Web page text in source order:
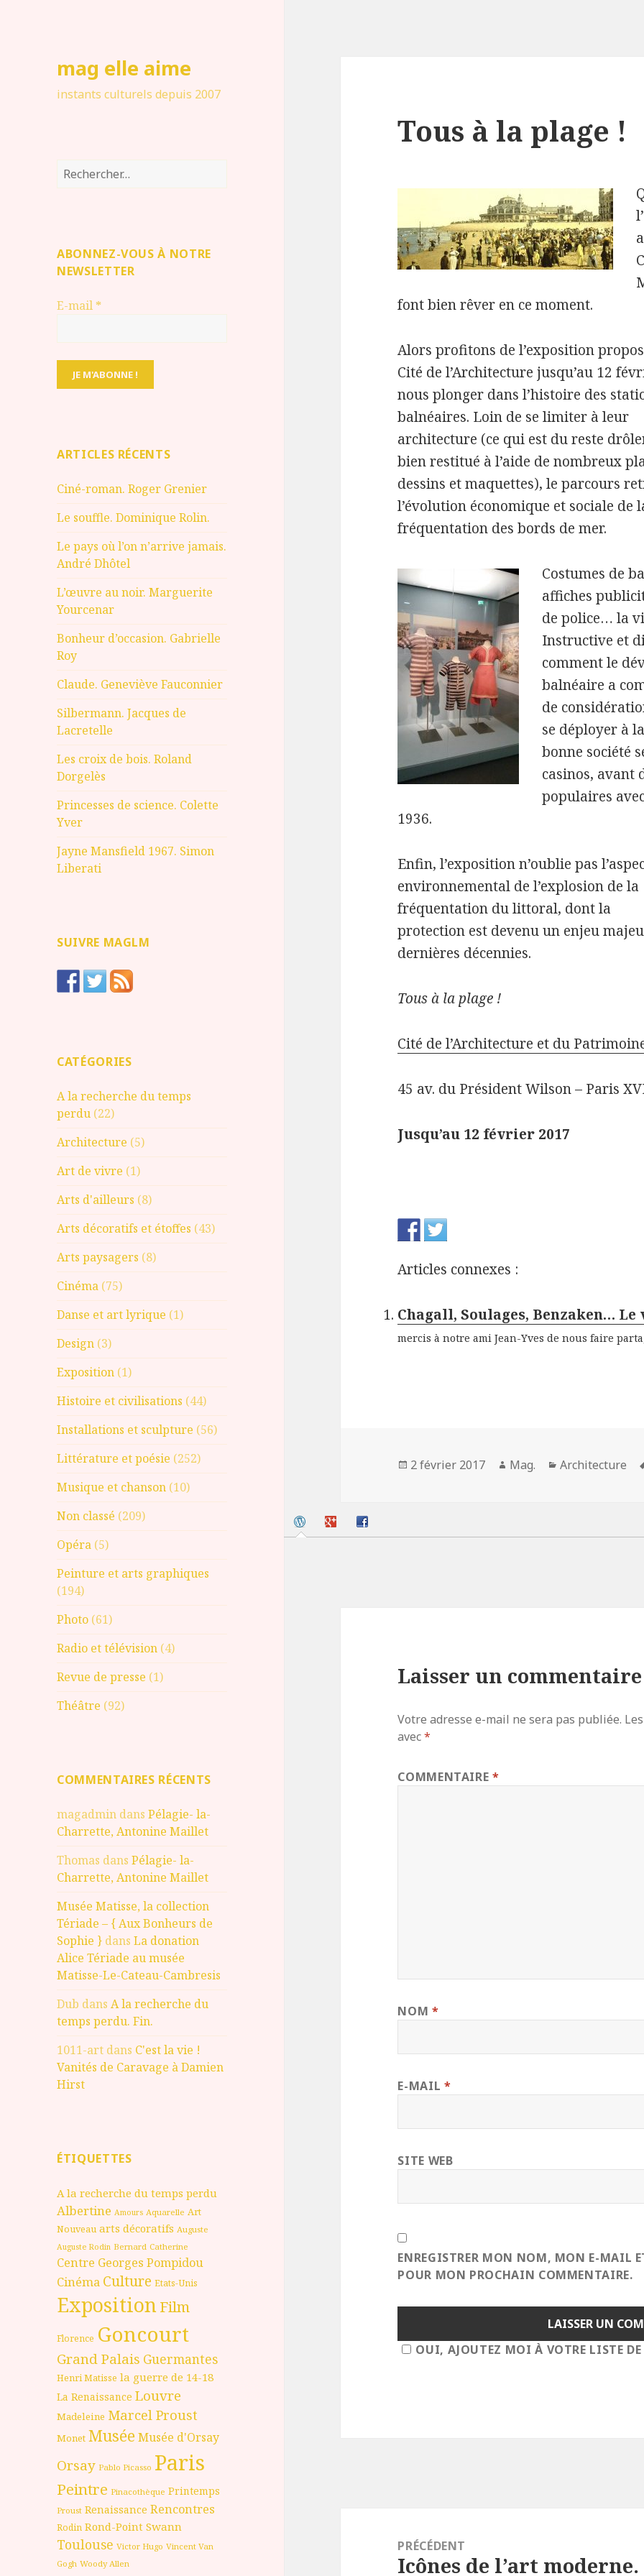
mag elle aime
instants culturels depuis 2007
Rechercher :
ABONNEZ-VOUS À NOTRE
NEWSLETTER
E-mail *
ARTICLES RÉCENTS
Ciné-roman. Roger Grenier
Le souffle. Dominique Rolin.
Le pays où l’on n’arrive jamais.
André Dhôtel
L’œuvre au noir. Marguerite
Yourcenar
Bonheur d’occasion. Gabrielle
Roy
Claude. Geneviève Fauconnier
Silbermann. Jacques de
Lacretelle
Les croix de bois. Roland
Dorgelès
Princesses de science. Colette
Yver
Jayne Mansfield 1967. Simon
Liberati
SUIVRE MAGLM
CATÉGORIES
A la recherche du temps
perdu (22)
Architecture (5)
Art de vivre (1)
Arts d'ailleurs (8)
Arts décoratifs et étoffes (43)
Arts paysagers (8)
Cinéma (75)
Danse et art lyrique (1)
Design (3)
Exposition (1)
Histoire et civilisations (44)
Installations et sculpture (56)
Littérature et poésie (252)
Musique et chanson (10)
Non classé (209)
Opéra (5)
Peinture et arts graphiques
(194)
Photo (61)
Radio et télévision (4)
Revue de presse (1)
Théâtre (92)
COMMENTAIRES RÉCENTS
magadmin dansPélagie- la-
Charrette, Antonine Maillet
Thomas dansPélagie- la-
Charrette, Antonine Maillet
Musée Matisse, la collection
Tériade – { Aux Bonheurs de
Sophie } dansLa donation
Alice Tériade au musée
Matisse-Le-Cateau-Cambresis
Dub dansA la recherche du
temps perdu. Fin.
1011-art dans C'est la vie !
Vanités de Caravage à Damien
Hirst
ÉTIQUETTES
A la recherche du temps perdu
Albertine Amours Aquarelle Art
Nouveau arts décoratifs Auguste
Auguste Rodin Bernard Catherine
Centre Georges Pompidou
Cinéma Culture Etats-Unis
ExpositionFilm
Florence Goncourt
Grand Palais Guermantes
Henri Matisse la guerre de 14-18
La Renaissance Louvre
Madeleine Marcel Proust
Monet Musée Musée d'Orsay
Orsay Pablo Picasso Paris
Peintre Pinacothèque Printemps
Proust Renaissance Rencontres
Rodin Rond-Point Swann
Toulouse Victor Hugo Vincent Van
Gogh Woody Allen
Tous à la plage !
font bien rêver en ce moment.
Alors profitons de l’exposition
Cité de l’Architecture jusqu’au 12
nous plonger dans l’histoire des
balnéaires. Loin de se limiter à leur
architecture (ce qui est du reste
bien restitué à l’aide de nombreux
dessins et maquettes), le parcours
l’évolution économique et sociale de
fréquentation des bords de mer.
Costumes de
affiches
de police… la
Instructive et
comment le
balnéaire a
de
se déployer à
bonne société
casinos, avant
populaires
1936.
Enfin, l’exposition n’oublie pas
environnemental de l’explosion de la
fréquentation du littoral, dont la
protection est devenu un enjeu
dernières décennies.
Tous à la plage !
Cité de l’Architecture et du
45 av. du Président Wilson – Paris
Jusqu’au 12 février 2017
Articles connexes :
Chagall, Soulages, Benzaken…
mercis à notre ami Jean-Yves de nous faire
Publié
2 février 2017 Auteur
Mag. Catégories
Architecture
Laisser un commentaire
Votre adresse e-mail ne sera pas publiée.
avec*
COMMENTAIRE*
NOM *
E-MAIL *
SITE WEB
ENREGISTRER MON NOM, MON E-MAIL
POUR MON PROCHAIN COMMENTAIRE.
OUI, AJOUTEZ MOI À VOTRE LISTE
l’article
PRÉCÉDENT
Article
Icônes de l’art